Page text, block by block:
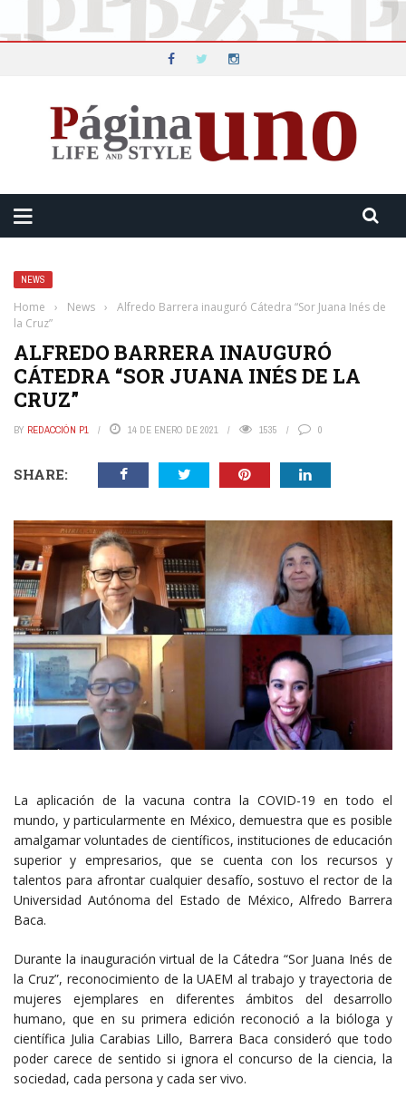
NEWS
Home › News ›
Alfredo Barrera inauguró Cátedra “Sor Juana Inés de
la Cruz”
ALFREDO BARRERA INAUGURÓ
CÁTEDRA “SOR JUANA INÉS DE LA
CRUZ”
BY REDACCIÓN P1 14 DE ENERO DE 2021 1535 0
SHARE:
La aplicación de la vacuna contra la COVID-19 en todo el
mundo, y particularmente en México, demuestra que es posible
amalgamar voluntades de científicos, instituciones de educación
superior y empresarios, que se cuenta con los recursos y
talentos para afrontar cualquier desafío, sostuvo el rector de la
Universidad Autónoma del Estado de México, Alfredo Barrera
Baca.
Durante la inauguración virtual de la Cátedra “Sor Juana Inés de
la Cruz”, reconocimiento de la UAEM al trabajo y trayectoria de
mujeres ejemplares en diferentes ámbitos del desarrollo
humano, que en su primera edición reconoció a la bióloga y
científica Julia Carabias Lillo, Barrera Baca consideró que todo
poder carece de sentido si ignora el concurso de la ciencia, la
sociedad, cada persona y cada ser vivo.